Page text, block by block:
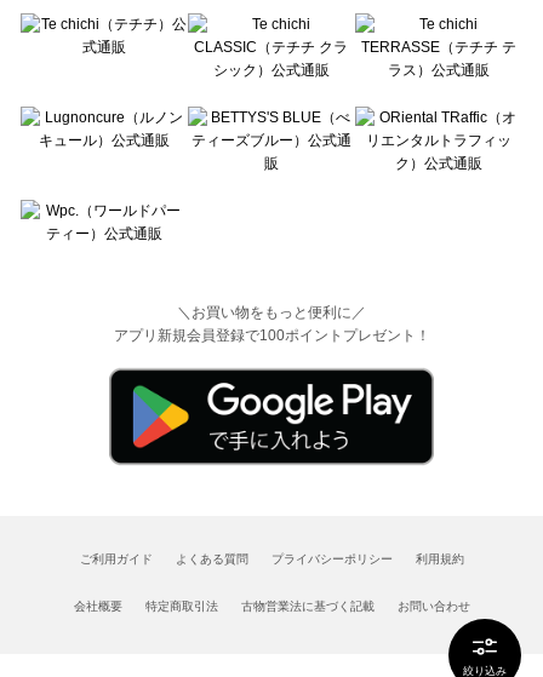
絞り込み
＼お買い物をもっと便利に／
アプリ新規会員登録で100ポイントプレゼント！
ご利用ガイド よくある質問 プライバシーポリシー 利用規約
会社概要 特定商取引法 古物営業法に基づく記載 お問い合わせ